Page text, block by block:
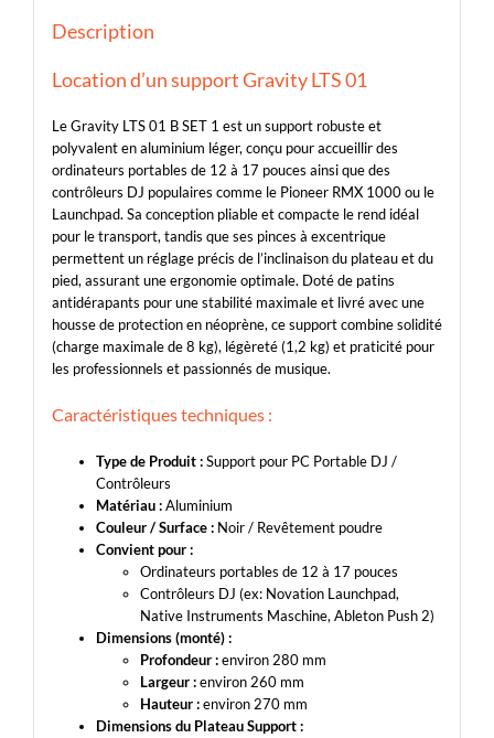
Description
Location d’un support Gravity LTS 01
Le Gravity LTS 01 B SET 1 est un support robuste et
polyvalent en aluminium léger, conçu pour accueillir des
ordinateurs portables de 12 à 17 pouces ainsi que des
contrôleurs DJ populaires comme le Pioneer RMX 1000 ou le
Launchpad. Sa conception pliable et compacte le rend idéal
pour le transport, tandis que ses pinces à excentrique
permettent un réglage précis de l’inclinaison du plateau et du
pied, assurant une ergonomie optimale. Doté de patins
antidérapants pour une stabilité maximale et livré avec une
housse de protection en néoprène, ce support combine solidité
(charge maximale de 8 kg), légèreté (1,2 kg) et praticité pour
les professionnels et passionnés de musique.
Caractéristiques techniques :
Type de Produit :Support pour PC Portable DJ /
Contrôleurs
Matériau :Aluminium
Couleur / Surface :Noir / Revêtement poudre
Convient pour :
Ordinateurs portables de 12 à 17 pouces
Contrôleurs DJ (ex: Novation Launchpad,
Native Instruments Maschine, Ableton Push 2)
Dimensions (monté) :
Profondeur :environ 280 mm
Largeur :environ 260 mm
Hauteur :environ 270 mm
Dimensions du Plateau Support :